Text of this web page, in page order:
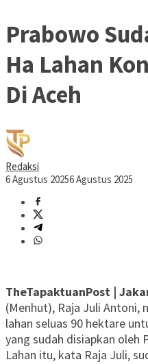
Prabowo
Ha Lahan
Di Aceh
Redaksi
6 Agustus 20256 Agustus 2025
TheTapaktuanPost |
(Menhut), Raja Juli Antoni,
lahan seluas 90 hektare
yang sudah disiapkan oleh
Lahan itu, kata Raja Juli,